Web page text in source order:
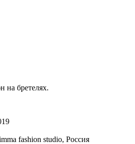
на бретелях.
fashion studio, Россия